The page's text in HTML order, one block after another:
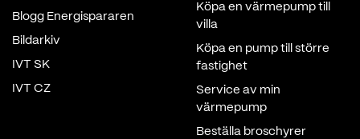
Blogg Energispararen
Bildarkiv
IVT SK
IVT CZ
Köpa en värmepump till
villa
Köpa en pump till större
fastighet
Service av min
värmepump
Beställa broschyrer